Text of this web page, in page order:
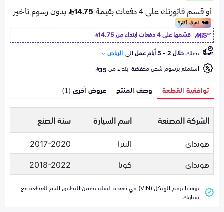
قسّمها على 4 دفعات ابتداء من
14.75
تصلكخلال 2 - 5 أيام عمل الى الرياض
استمتع برسوم شحن مخفضة ابتداء من35
توافقية القطعة وصف المنتج عروض أخرى (1)
الشركة المصنعة اسم السيارة
سنة الصنع
هونداي
النترا
2017-2020
هونداي
كونا 2018-2022
تزويدنا برقم الهيكل (VIN) في صفحة السلة يضمن التطابق التام للقطعة مع
سيارتك